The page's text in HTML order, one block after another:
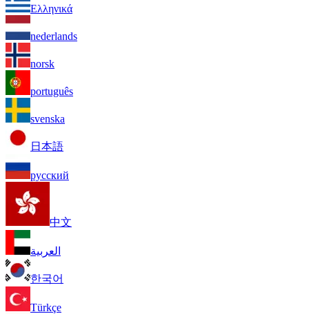
Ελληνικά
nederlands
norsk
português
svenska
日本語
русский
中文
العربية
한국어
Türkçe